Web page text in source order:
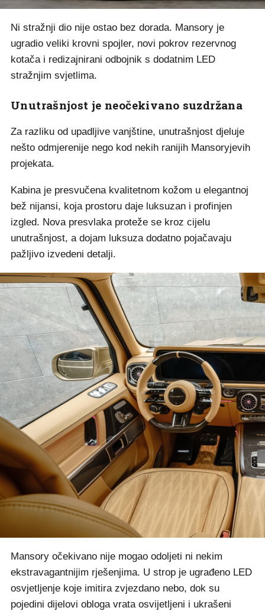
Ni stražnji dio nije ostao bez dorada. Mansory je
ugradio veliki krovni spojler, novi pokrov rezervnog
kotača i redizajnirani odbojnik s dodatnim LED
stražnjim svjetlima.
Unutrašnjost je neočekivano suzdržana
Za razliku od upadljive vanjštine, unutrašnjost djeluje
nešto odmjerenije nego kod nekih ranijih Mansoryjevih
projekata.
Kabina je presvučena kvalitetnom kožom u elegantnoj
bež nijansi, koja prostoru daje luksuzan i profinjen
izgled. Nova presvlaka proteže se kroz cijelu
unutrašnjost, a dojam luksuza dodatno pojačavaju
pažljivo izvedeni detalji.
Mansory očekivano nije mogao odoljeti ni nekim
ekstravagantnijim rješenjima. U strop je ugrađeno LED
osvjetljenje koje imitira zvjezdano nebo, dok su
pojedini dijelovi obloga vrata osvijetljeni i ukrašeni